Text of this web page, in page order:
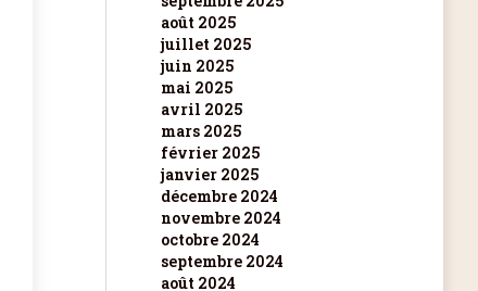
août 2025
juillet 2025
juin 2025
mai 2025
avril 2025
mars 2025
février 2025
janvier 2025
décembre 2024
novembre 2024
octobre 2024
septembre 2024
août 2024